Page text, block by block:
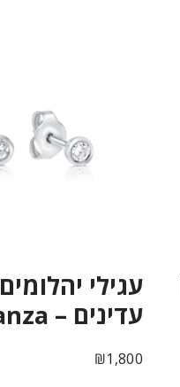
עגילי יהלומים
עדינים – Costanza
₪1,800